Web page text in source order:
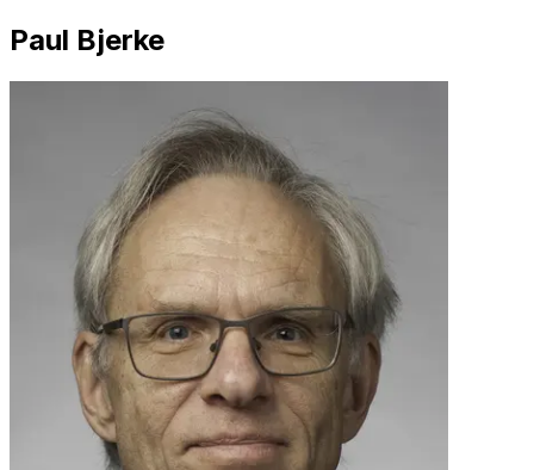
Paul Bjerke